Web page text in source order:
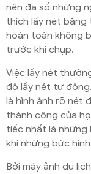
nên đa số những
thích lấy nét bằng
hoàn toàn không
trước khi chụp.
Việc lấy nét
độ lấy nét tự
là hình ảnh rõ nét
thành công của
tiếc nhất là
khi những bức
Bởi máy ảnh du